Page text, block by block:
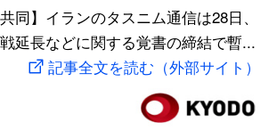
同】イランのタスニム通信は28日、
延長などに関する覚書の締結で暫...
記事全文を読む（外部サイト）